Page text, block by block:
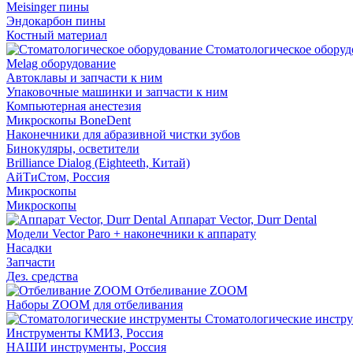
Meisinger пины
Эндокарбон пины
Костный материал
Стоматологическое
Melag оборудование
Автоклавы и запчасти к ним
Упаковочные машинки и запчасти к ним
Компьютерная анестезия
Микроскопы BoneDent
Наконечники для абразивной чистки зубов
Бинокуляры, осветители
Brilliance Dialog (Eighteeth, Китай)
АйТиСтом, Россия
Микроскопы
Микроскопы
Аппарат Vector, Durr Dental
Модели Vector Paro + наконечники к аппарату
Насадки
Запчасти
Дез. средства
Отбеливание ZOOM
Наборы ZOOM для отбеливания
Стоматологические
Инструменты КМИЗ, Россия
НАШИ инструменты, Россия